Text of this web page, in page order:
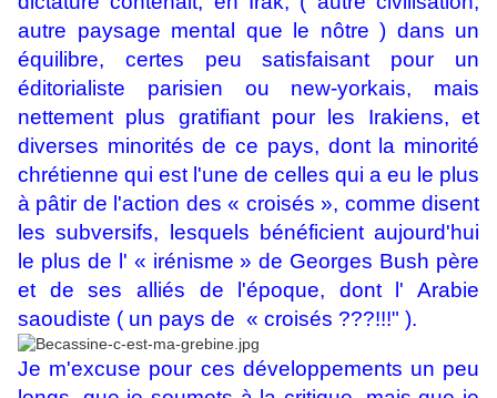
autre paysage mental que le nôtre ) dans un
équilibre, certes peu satisfaisant pour un
éditorialiste parisien ou new-yorkais, mais
nettement plus gratifiant pour les Irakiens, et
diverses minorités de ce pays, dont la minorité
chrétienne qui est l'une de celles qui a eu le plus
à pâtir de l'action des « croisés », comme disent
les subversifs, lesquels bénéficient aujourd'hui
le plus de l' « irénisme » de Georges Bush père
et de ses alliés de l'époque, dont l' Arabie
saoudiste ( un pays de « croisés ???!!!" ).
Je m'excuse pour ces développements un peu